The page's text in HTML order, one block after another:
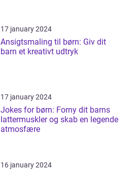
17 january 2024
Ansigtsmaling til børn: Giv dit
barn et kreativt udtryk
17 january 2024
Jokes for børn: Forny dit barns
lattermuskler og skab en legende
atmosfære
16 january 2024